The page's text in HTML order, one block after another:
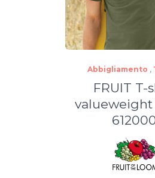
Abbigliamento ,
FRUIT T-